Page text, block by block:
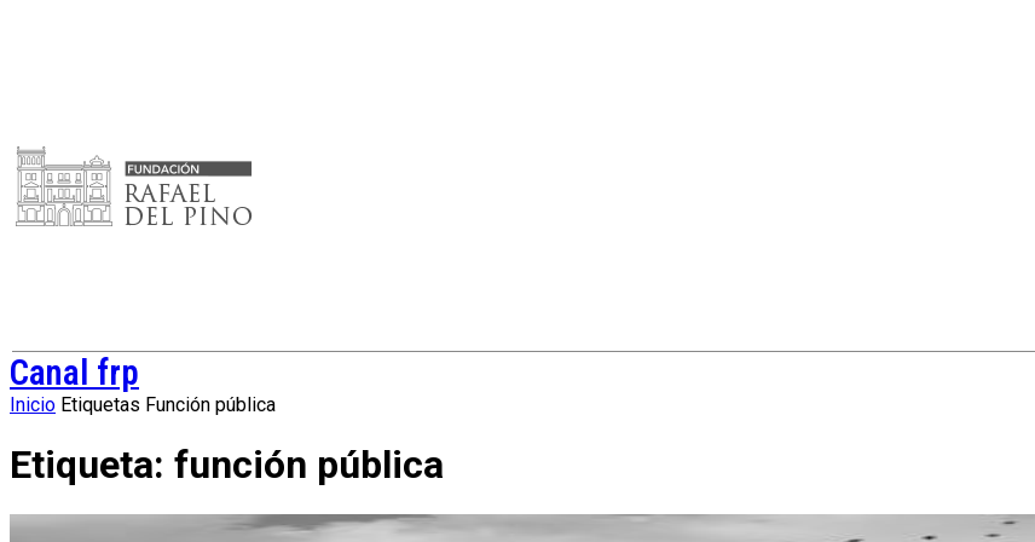
Canal frp
Inicio Etiquetas Función pública
Etiqueta: función pública